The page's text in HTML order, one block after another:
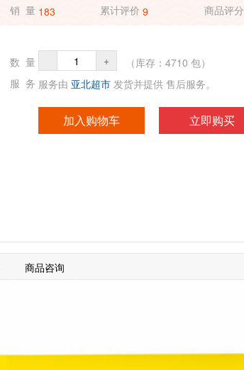
销 量 183 累计评价 9 商品评分
数 量 + （库存： 4710 包）
服 务 服务由 亚北超市 发货并提供 售后服务。
加入购物车 立即购买
商品咨询